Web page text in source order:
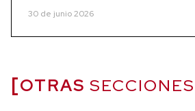
30 de junio 2026
OTRAS SECCIONES